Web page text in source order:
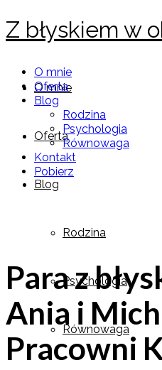
Z błyskiem w
O mnie
Oferta
Blog
Rodzina
Psychologia
Równowaga
O mnie
Oferta
Blog
Rodzina
Psychologia
Równowaga
Kontakt
Pobierz
Para z
Ania i
Pracowni